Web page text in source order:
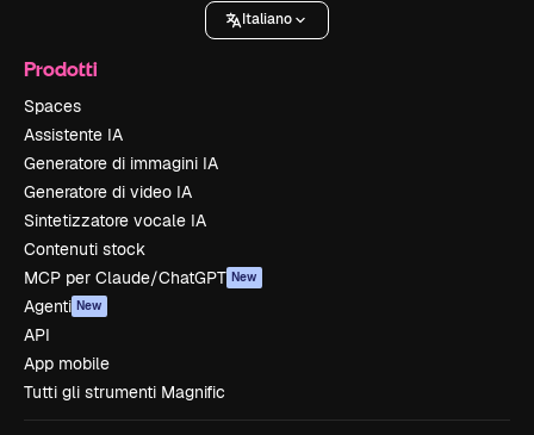
Italiano
Prodotti
Spaces
Assistente IA
Generatore di immagini IA
Generatore di video IA
Sintetizzatore vocale IA
Contenuti stock
MCP per Claude/ChatGPT New
Agenti New
API
App mobile
Tutti gli strumenti Magnific